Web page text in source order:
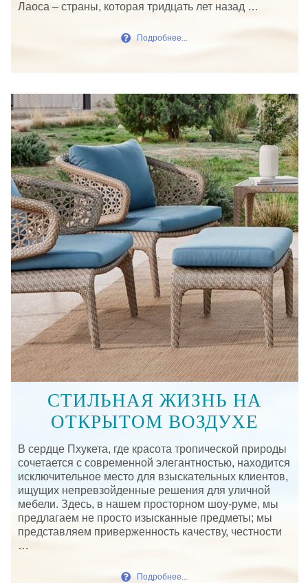
Лаоса – страны, которая тридцать лет назад …
Подробнее...
СТИЛЬНАЯ ЖИЗНЬ НА
ОТКРЫТОМ ВОЗДУХЕ
В сердце Пхукета, где красота тропической природы
сочетается с современной элегантностью, находится
исключительное место для взыскательных клиентов,
ищущих непревзойденные решения для уличной
мебели. Здесь, в нашем просторном шоу-руме, мы
предлагаем не просто изысканные предметы; мы
представляем приверженность качеству, честности
…
Подробнее...